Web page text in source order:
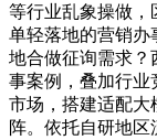
等行业乱象操做，
单轻落地的营销办
地合做征询需求？
事案例，叠加行业
市场，搭建适配大
阵。依托自研地